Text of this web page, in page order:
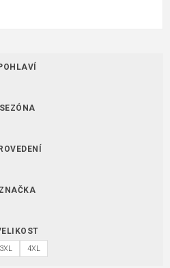
SEZÓNA
ZNAČKA
3XL 4XL